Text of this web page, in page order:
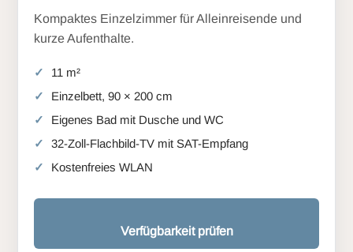
Kompaktes Einzelzimmer für Alleinreisende und
kurze Aufenthalte.
11 m²
Einzelbett, 90 × 200 cm
Eigenes Bad mit Dusche und WC
32-Zoll-Flachbild-TV mit SAT-Empfang
Kostenfreies WLAN
Verfügbarkeit prüfen